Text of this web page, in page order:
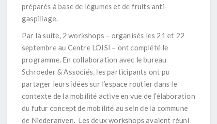
préparés à base de légumes et de fruits anti-
gaspillage.
Par la suite, 2 workshops – organisés les 21 et 22
septembre au Centre LOISI – ont complété le
programme. En collaboration avec le bureau
Schroeder & Associés, les participants ont pu
partager leurs idées sur l’espace routier dans le
contexte de la mobilité active en vue de l’élaboration
du futur concept de mobilité au sein de la commune
de Niederanven. Les deux workshops avaient réuni